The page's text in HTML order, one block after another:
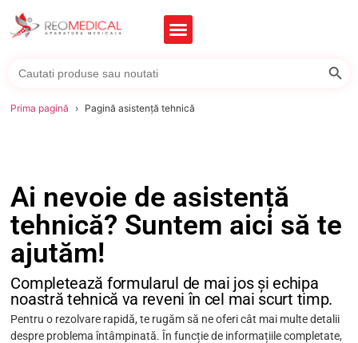
for:
Prima pagină Pagină asistență tehnică
Ai nevoie de asistență
tehnică? Suntem aici să te
ajutăm!
Completează formularul de mai jos și echipa
noastră tehnică va reveni în cel mai scurt timp.
Pentru o rezolvare rapidă, te rugăm să ne oferi cât mai multe detalii
despre problema întâmpinată. În funcție de informațiile completate,